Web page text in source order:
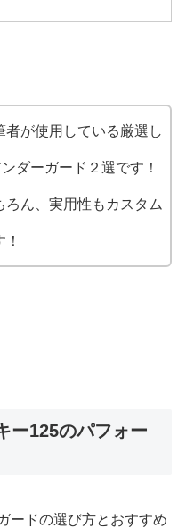
者が使用している厳選し
ダーガード２選です！
ろん、実用性もカスタム
ー125のパフォー
ードの選び方とおすすめ